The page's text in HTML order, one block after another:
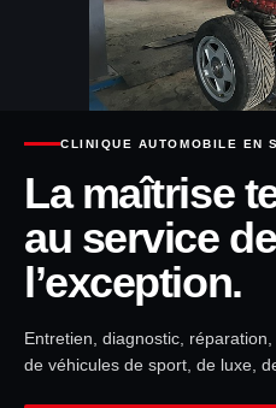
CLINIQUE AUTOMOBILE EN
La maîtrise
au service de
l’exception.
Entretien, diagnostic,
de véhicules de sport, de luxe,